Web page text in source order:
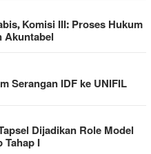
Komisi III: Proses Hukum
Akuntabel
Serangan IDF ke UNIFIL
Dijadikan Role Model
Tahap I